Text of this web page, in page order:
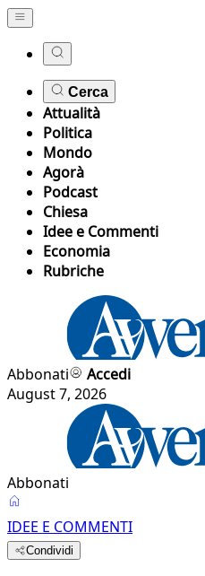
Cerca
Attualità
Politica
Mondo
Agorà
Podcast
Chiesa
Idee e Commenti
Economia
Rubriche
Abbonati
Accedi
August 7, 2026
Abbonati
IDEE E COMMENTI
Condividi